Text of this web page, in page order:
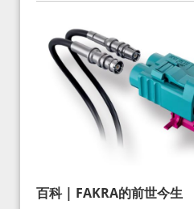
百科 | FAKRA的前世今生